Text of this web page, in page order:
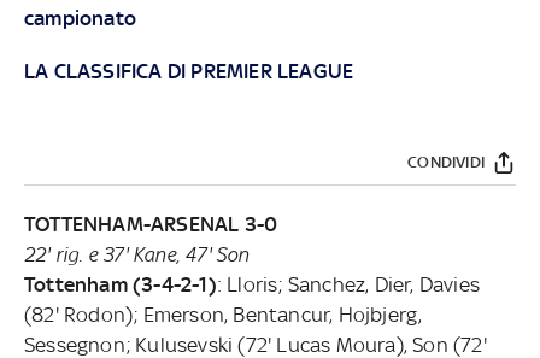
campionato
LA CLASSIFICA DI PREMIER LEAGUE
CONDIVIDI
TOTTENHAM-ARSENAL 3-0
22' rig. e 37' Kane, 47' Son
Tottenham (3-4-2-1): Lloris; Sanchez, Dier, Davies
(82' Rodon); Emerson, Bentancur, Hojbjerg,
Sessegnon; Kulusevski (72' Lucas Moura), Son (72'